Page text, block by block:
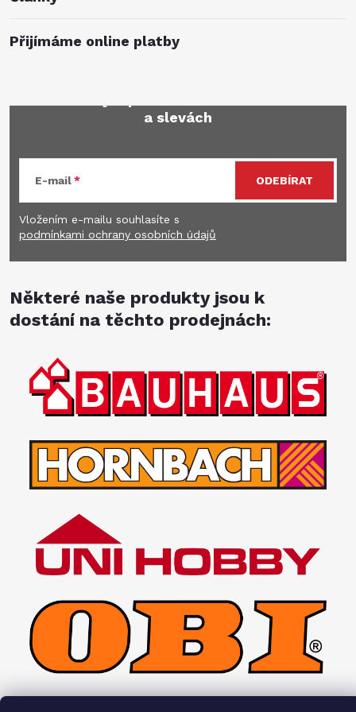
Přijímáme online platby
a slevách
E-mail
Vložením e-mailu souhlasíte s
podmínkami ochrany osobních údajů
ODEBÍRAT
Některé naše produkty jsou k
dostání na těchto prodejnách: